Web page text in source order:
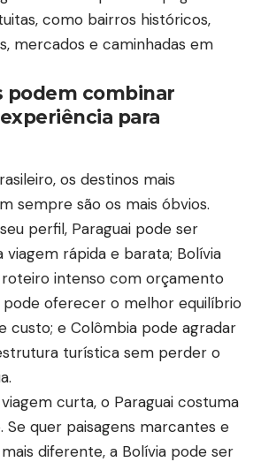
como bairros históricos,
mercados e caminhadas em
podem combinar
para
os destinos mais
sempre são os mais óbvios.
perfil, Paraguai pode ser
rápida e barata; Bolívia
intenso com orçamento
oferecer o melhor equilíbrio
custo; e Colômbia pode agradar
turística sem perder o
curta, o Paraguai costuma
Se quer paisagens marcantes e
diferente, a Bolívia pode ser